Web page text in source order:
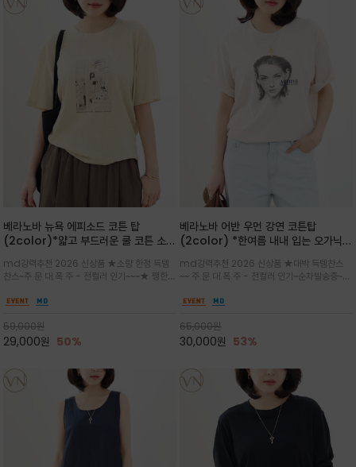
베라노바 뉴욕 에피소드 코튼 탑
(2color)*얇고 부드러운 쿨 코튼 소재
고 자연스러운 멋이 있는 핏으로 여름내
내 편하고 감각적으로 입으세요
md강력추천 2026 신상품 ★소량 한정 득템
찬스~주.문.대.폭.주 - 전컬러 인기~~~★ 쨍한듯
내추럴한 컬러감이 매력적인 티셔츠/여유로운
59,000원
29,000원 50%
베라노바 어반 우먼 강연 코튼탑
(2color) *한여름 내내 입는 오가닉
워크 (Line Work) & 스케치/감각적
인 아트워크 프린트가 시선을 끄는 루즈
핏 강연티셔츠
md강력추천 2026 신상품 ★대박 득템찬스
~~ 주.문.대.폭.주 - 전컬러 인기~순차발송중~★
한 착용감을 선사하며, 자연스럽게 떨어지는 실루
으로도 포인트가 되며, 데일리 활
65,000원
30,000원 53%